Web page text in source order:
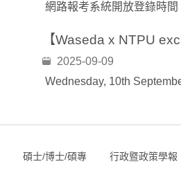
2025-09-09
碩士/博士/碩專 行政暨政策學報